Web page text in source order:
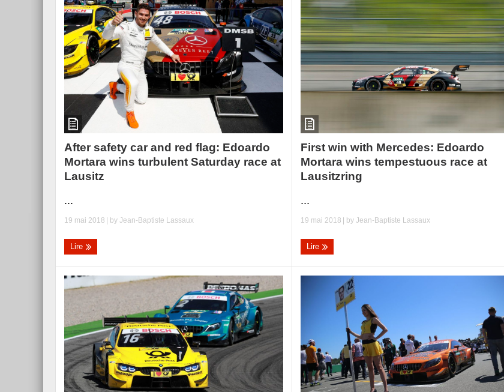
After safety car and red flag: Edoardo
Mortara wins turbulent Saturday race at
Lausitz
...
19 mai 2018 | by Jean-Baptiste Lassaux
Lire
First win with Mercedes: Edoardo
Mortara wins tempestuous race at
Lausitzring
...
19 mai 2018 | byJean-Baptiste Lassaux
Lire
Essai – Morgan Supersport